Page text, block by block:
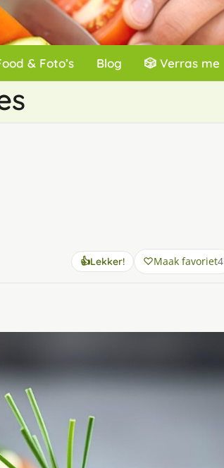
& Foto’s Blog 🎲 Verras me
👍Lekker! Maak favoriet4